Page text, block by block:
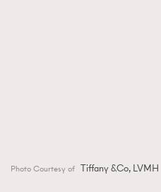
Photo Courtesy of Tiffany &Co, LVMH